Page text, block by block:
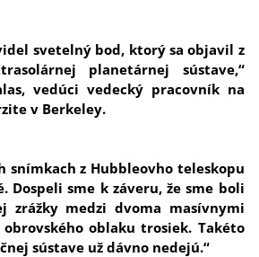
svetelný bod, ktorý sa objavil z
planetárnej sústave,“
vedúci vedecký pracovník na
v Berkeley.
snímkach z Hubbleovho teleskopu
Dospeli sme k záveru, že sme boli
zrážky medzi dvoma masívnymi
oblaku trosiek. Takéto
sústave už dávno nedejú.“